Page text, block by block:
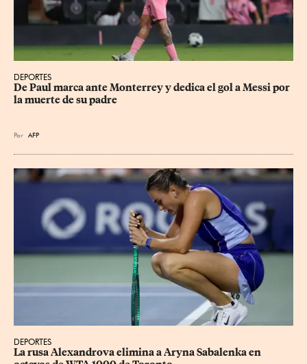
DEPORTES
De Paul marca ante Monterrey y dedica el gol a Messi por
la muerte de su padre
Por AFP
DEPORTES
La rusa Alexandrova elimina a Aryna Sabalenka en